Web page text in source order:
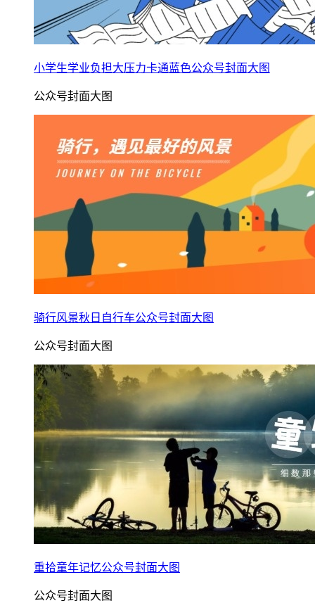
小学生学业负担大压力卡通蓝色公众号封面大图
公众号封面大图
骑行风景秋日自行车公众号封面大图
公众号封面大图
重拾童年记忆公众号封面大图
公众号封面大图